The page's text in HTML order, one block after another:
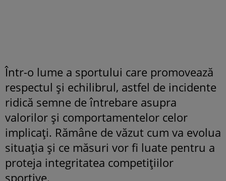
Într-o lume a sportului care promovează
respectul și echilibrul, astfel de incidente
ridică semne de întrebare asupra
valorilor și comportamentelor celor
implicați. Rămâne de văzut cum va evolua
situația și ce măsuri vor fi luate pentru a
proteja integritatea competițiilor
sportive.